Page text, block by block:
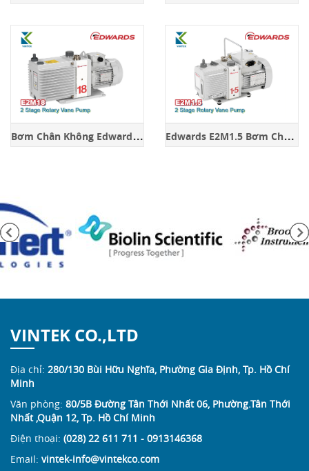
B
ơm Chân Không Edwards E2M18 E
dwards E2M1.5 Bơm Chân Không
VINTEK CO.,LTD
Địa chỉ: 280/130 Bùi Hữu Nghĩa, Phường Gia Định, Tp. Hồ Chí
Minh
Văn phòng: 80/5B Đường Tân Thới Nhất 06, Phường.Tân Thới
Nhất ,Quận 12, Tp. Hồ Chí Minh
Điện thoại: (028) 22 611 711 - 0913146368
Email: vintek-info@vintekco.com